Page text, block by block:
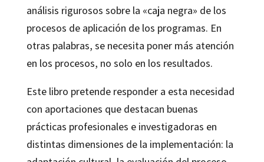
análisis rigurosos sobre la «caja negra» de los
procesos de aplicación de los programas. En
otras palabras, se necesita poner más atención
en los procesos, no solo en los resultados.
Este libro pretende responder a esta necesidad
con aportaciones que destacan buenas
prácticas profesionales e investigadoras en
distintas dimensiones de la implementación: la